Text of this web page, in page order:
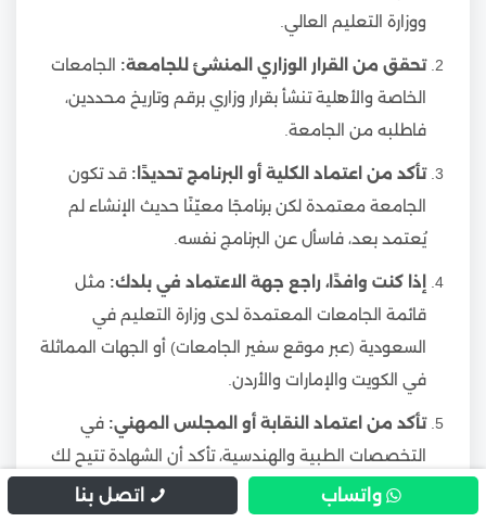
ووزارة التعليم العالي.
تحقق من القرار الوزاري المنشئ للجامعة: الجامعات
الخاصة والأهلية تنشأ بقرار وزاري برقم وتاريخ محددين،
فاطلبه من الجامعة.
تأكد من اعتماد الكلية أو البرنامج تحديدًا: قد تكون
الجامعة معتمدة لكن برنامجًا معيّنًا حديث الإنشاء لم
يُعتمد بعد، فاسأل عن البرنامج نفسه.
إذا كنت وافدًا، راجع جهة الاعتماد في بلدك: مثل
قائمة الجامعات المعتمدة لدى وزارة التعليم في
السعودية (عبر موقع سفير الجامعات) أو الجهات المماثلة
في الكويت والإمارات والأردن.
تأكد من اعتماد النقابة أو المجلس المهني: في
التخصصات الطبية والهندسية، تأكد أن الشهادة تتيح لك
التسجيل في النقابة المهنية في بلدك.
واتساب اتصل بنا